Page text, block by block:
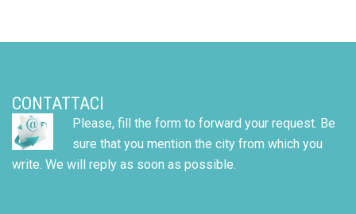
CONTATTACI
Please, fill the form to forward your request. Be
sure that you mention the city from which you
write. We will reply as soon as possible.